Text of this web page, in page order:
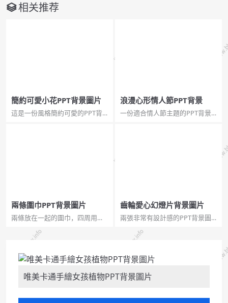
相关推荐
簡約可愛小花PPT背景圖片
這是一份風格簡約可愛的PPT背
浪漫心形情人節PPT背景
一份適合情人節主題的PPT背景
兩條圍巾PPT背景圖片
兩條放在一起的圍巾，四周用小
相互依靠，互相給予溫暖。...
齒輪愛心幻燈片背景圖片
兩張非常有設計感的PPT背景圖
上，一個大大的以齒輪組成的紅
心，可以用於與愛情相關的幻燈
唯美卡通手繪女孩植物PPT背景圖片